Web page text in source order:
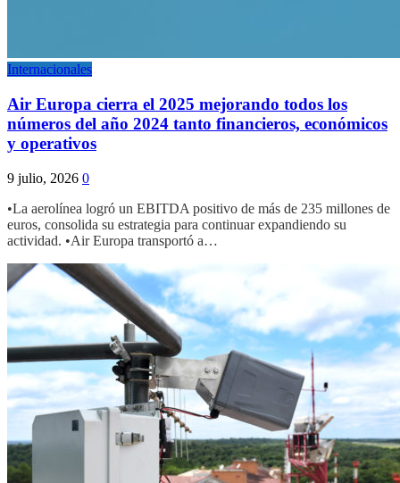
Internacionales
Air Europa cierra el 2025 mejorando todos los
números del año 2024 tanto financieros, económicos
y operativos
9 julio, 2026 0
•La aerolínea logró un EBITDA positivo de más de 235 millones de
euros, consolida su estrategia para continuar expandiendo su
actividad. •Air Europa transportó a…